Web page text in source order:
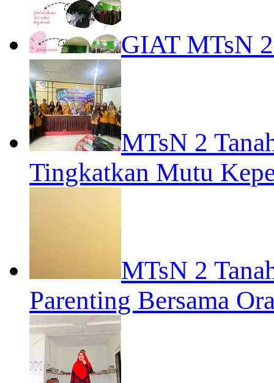
GIAT MTsN
MTsN 2
Tingkatkan Mutu
MTsN 2
Parenting Bersama